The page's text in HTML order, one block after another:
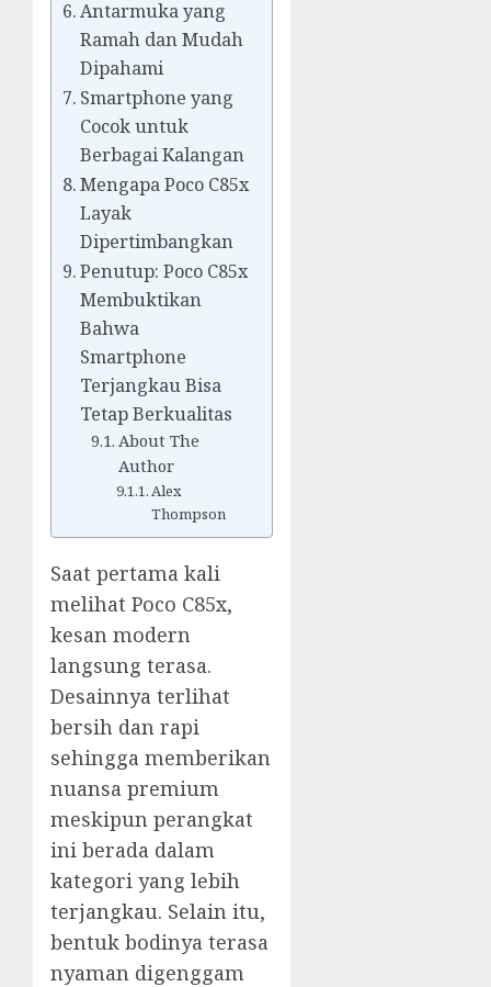
Antarmuka yang
Ramah dan Mudah
Dipahami
Smartphone yang
Cocok untuk
Berbagai Kalangan
Mengapa Poco C85x
Layak
Dipertimbangkan
Penutup: Poco C85x
Membuktikan
Bahwa
Smartphone
Terjangkau Bisa
Tetap Berkualitas
About The
Author
Alex
Thompson
Saat pertama kali
melihat Poco C85x,
kesan modern
langsung terasa.
Desainnya terlihat
bersih dan rapi
sehingga memberikan
nuansa premium
meskipun perangkat
ini berada dalam
kategori yang lebih
terjangkau. Selain itu,
bentuk bodinya terasa
nyaman digenggam